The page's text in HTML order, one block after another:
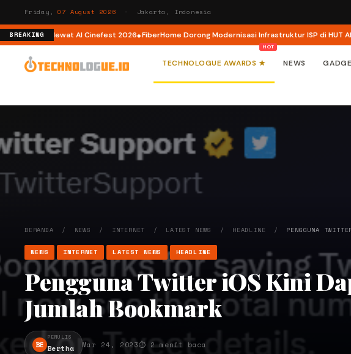
Friday,07 August 2026 · Jakarta, Indonesia
BREAKINGAI lewat AI Cinefest 2026 FiberHome Dorong Modernisasi Infrastruktur ISP di HUT APJII
TECHNOLOGUE AWARDS ★ NEWS
BERANDA / NEWS / INTERNET / LATEST NEWS / HEADLINE / PENGGUNA
NEWS INTERNET LATEST NEWS HEADLINE
Pengguna Twitter iOS Kini
Jumlah Bookmark
BE
PENULIS
Bertha Mar 24, 2023⏱ 2 menit baca